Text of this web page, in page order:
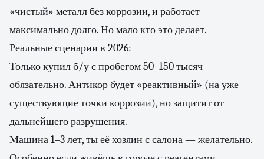
«чистый» металл без коррозии, и работает
максимально долго. Но мало кто это делает.
Реальные сценарии в 2026:
Только купил б/у с пробегом 50–150 тысяч —
обязательно. Антикор будет «реактивный» (на уже
существующие точки коррозии), но защитит от
дальнейшего разрушения.
Машина 1–3 лет, ты её хозяин с салона — желательно.